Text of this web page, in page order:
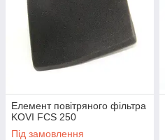
Елемент повітряного фільтра
KOVI FCS 250
Під замовлення